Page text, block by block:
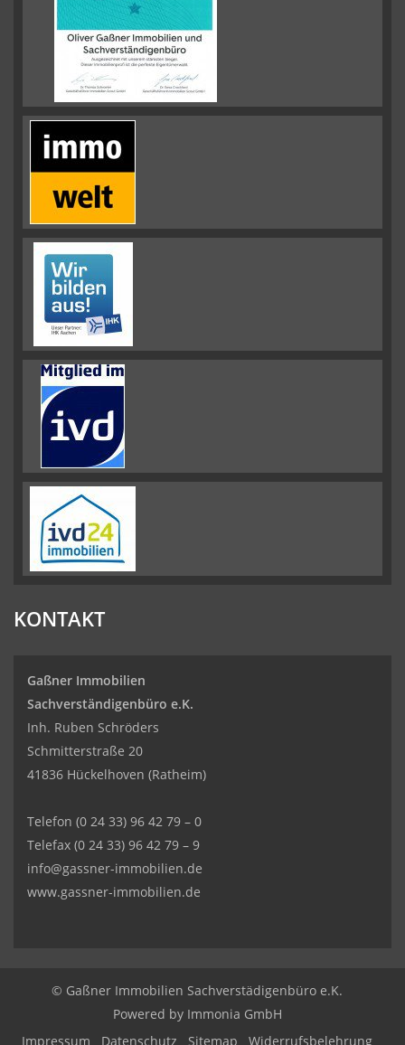
KONTAKT
Gaßner Immobilien
Sachverständigenbüro e.K.
Inh. Ruben Schröders
Schmitterstraße 20
41836 Hückelhoven (Ratheim)
Telefon (0 24 33) 96 42 79 – 0
Telefax (0 24 33) 96 42 79 – 9
info@gassner-immobilien.de
www.gassner-immobilien.de
© Gaßner Immobilien Sachverstädigenbüro e.K.
Powered by Immonia GmbH
Impressum
Datenschutz Sitemap Widerrufsbelehrung